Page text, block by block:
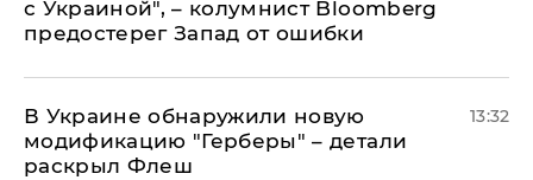
с Украиной", – колумнист Bloomberg
предостерег Запад от ошибки
В Украине обнаружили новую
модификацию "Герберы" – детали
раскрыл Флеш
13:32